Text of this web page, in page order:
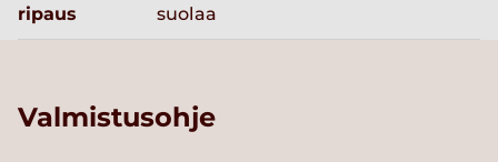
ripaus suolaa
Valmistusohje